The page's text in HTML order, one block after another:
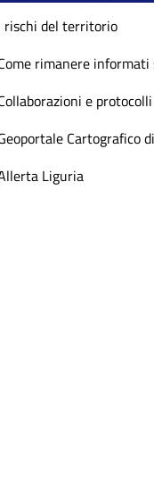
rischi del territorio
rimanere
e
Cartografico
Liguria